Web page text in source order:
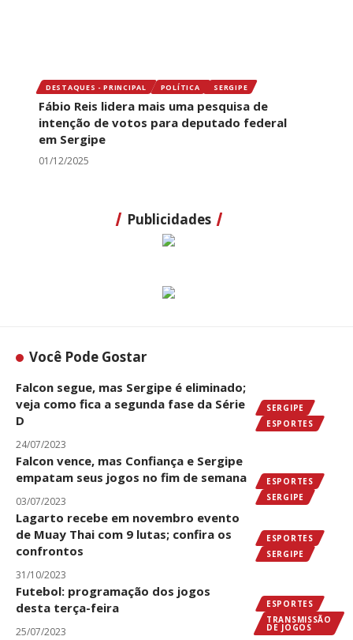
DESTAQUES - PRINCIPAL POLÍTICA SERGIPE
Fábio Reis lidera mais uma pesquisa de
intenção de votos para deputado federal
em Sergipe
01/12/2025
Publicidades
Você Pode Gostar
SERGIPE
ESPORTES
Falcon segue, mas Sergipe é eliminado;
veja como fica a segunda fase da Série
D
24/07/2023
ESPORTES
SERGIPE
Falcon vence, mas Confiança e Sergipe
empatam seus jogos no fim de semana
03/07/2023
ESPORTES
SERGIPE
Lagarto recebe em novembro evento
de Muay Thai com 9 lutas; confira os
confrontos
31/10/2023
ESPORTES
TRANSMISSÃO
DE JOGOS
Futebol: programação dos jogos
desta terça-feira
25/07/2023